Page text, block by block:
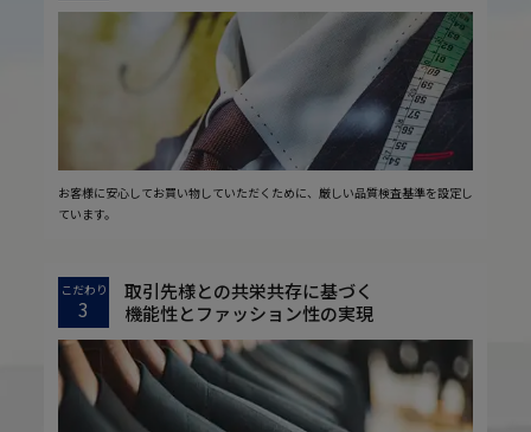
お客様に安心してお買い物していただくために、厳しい品質検査基準を設定し
ています。
こだわり
3
取引先様との共栄共存に基づく
機能性とファッション性の実現